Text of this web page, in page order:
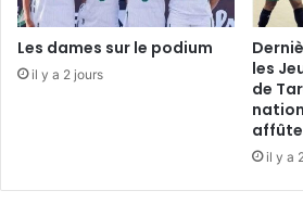
Les dames sur le podium
il y a 2 jours
les
de
il y a